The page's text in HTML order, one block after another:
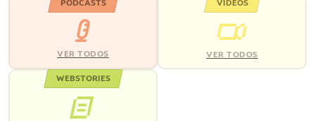
PODCASTS
VER TODOS
VÍDEOS
VER TODOS
WEBSTORIES